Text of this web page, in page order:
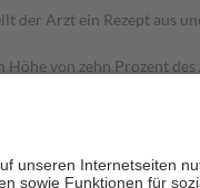
der Arzt ein Rezept aus
von zehn Prozent des
Apotheken.
Gesundheit zu
18. Lebensjahr mit